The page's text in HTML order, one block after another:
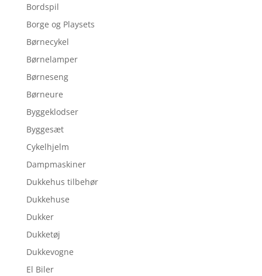
Bordspil
Borge og Playsets
Børnecykel
Børnelamper
Børneseng
Børneure
Byggeklodser
Byggesæt
Cykelhjelm
Dampmaskiner
Dukkehus tilbehør
Dukkehuse
Dukker
Dukketøj
Dukkevogne
El Biler